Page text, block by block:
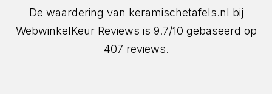
De waardering van keramischetafels.nl bij
WebwinkelKeur Reviews is 9.7/10 gebaseerd op
407 reviews.